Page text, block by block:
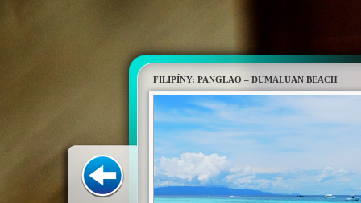
FILIPÍNY: PANGLAO – DUMALUAN BEACH